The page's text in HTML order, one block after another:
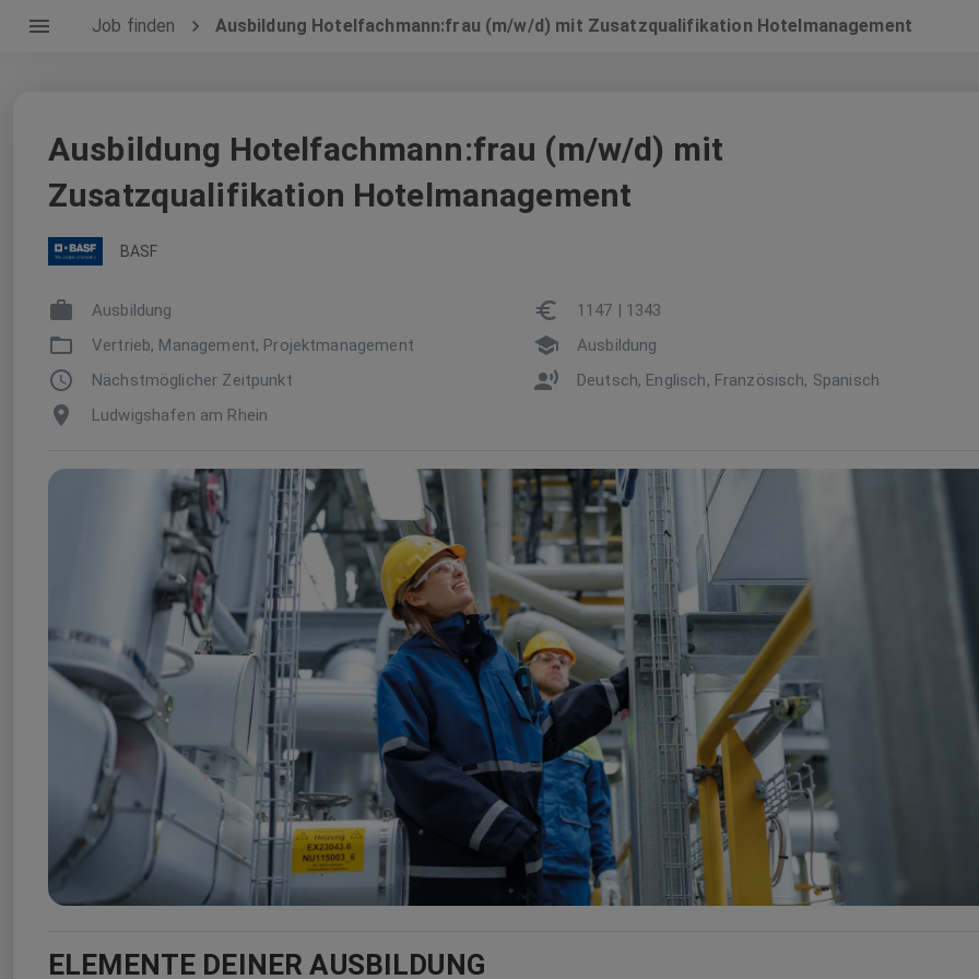
Job finden Ausbildung Hotelfachmann:frau (m/w/d) mit Zusatzqualifikation Hotelmanagement
Ausbildung Hotelfachmann:frau (m/w/d) mit
Zusatzqualifikation Hotelmanagement
BASF
Ausbildung
1147 | 1343
Vertrieb, Management, Projektmanagement
Ausbildung
Nächstmöglicher Zeitpunkt
Deutsch, Englisch, Französisch, Spanisch
Ludwigshafen am Rhein
ELEMENTE DEINER AUSBILDUNG